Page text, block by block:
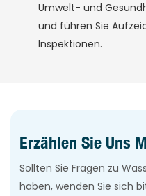
Umwelt- und
und führen Sie
Inspektionen.
Erzählen Sie Uns
Sollten Sie Fragen zu
haben, wenden Sie sich